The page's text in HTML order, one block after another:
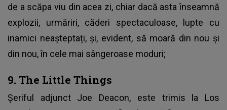
de a scăpa viu din acea zi, chiar dacă asta înseamnă
explozii, urmăriri, căderi spectaculoase, lupte cu
inamici neașteptați, și, evident, să moară din nou și
din nou, în cele mai sângeroase moduri;
9. The Little Things
Șeriful adjunct Joe Deacon, este trimis la Los